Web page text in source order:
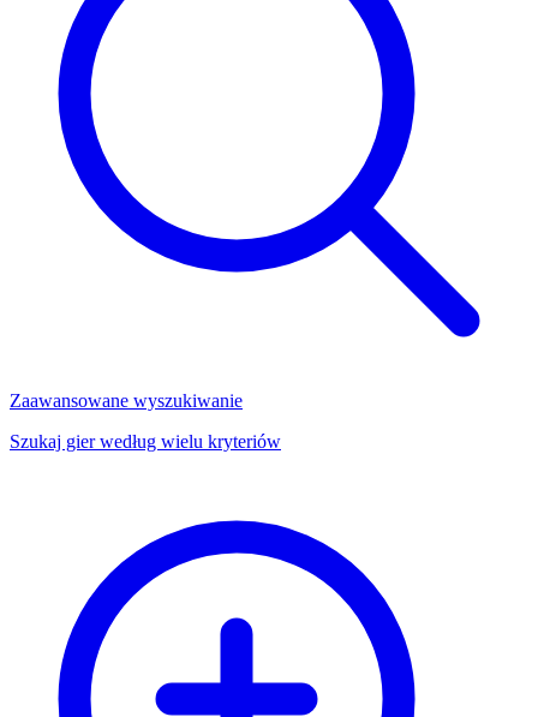
Zaawansowane wyszukiwanie
Szukaj gier według wielu kryteriów